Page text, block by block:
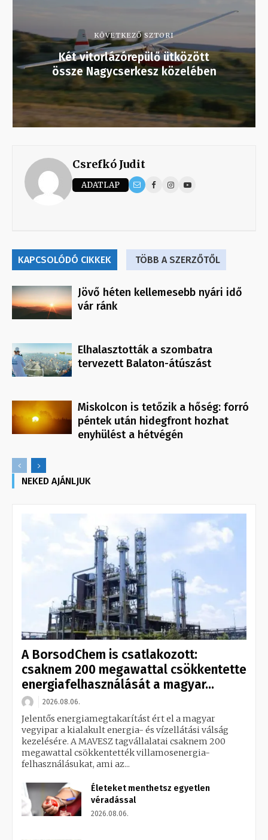
KÖVETKEZŐ SZTORI
Két vitorlázórepülő ütközött
össze Nagycserkesz közelében
Csrefkó Judit
ADATLAP
KAPCSOLÓDÓ CIKKEK TÖBB A SZERZŐTŐL
Jövő héten kellemesebb nyári idő
vár ránk
Elhalasztották a szombatra
tervezett Balaton-átúszást
Miskolcon is tetőzik a hőség: forró
péntek után hidegfront hozhat
enyhülést a hétvégén
NEKED AJÁNLJUK
A BorsodChem is csatlakozott:
csaknem 200 megawattal csökkentette
energiafelhasználását a magyar...
2026.08.06.
Jelentős energiamegtakarítást ért el a magyar
vegyipar a kialakult energia- és vízellátási válság
kezelésére. A MAVESZ tagvállalatai csaknem 200
megawattal csökkentették villamosenergia-
felhasználásukat, ami az...
Életeket menthetsz egyetlen
véradással
2026.08.06.